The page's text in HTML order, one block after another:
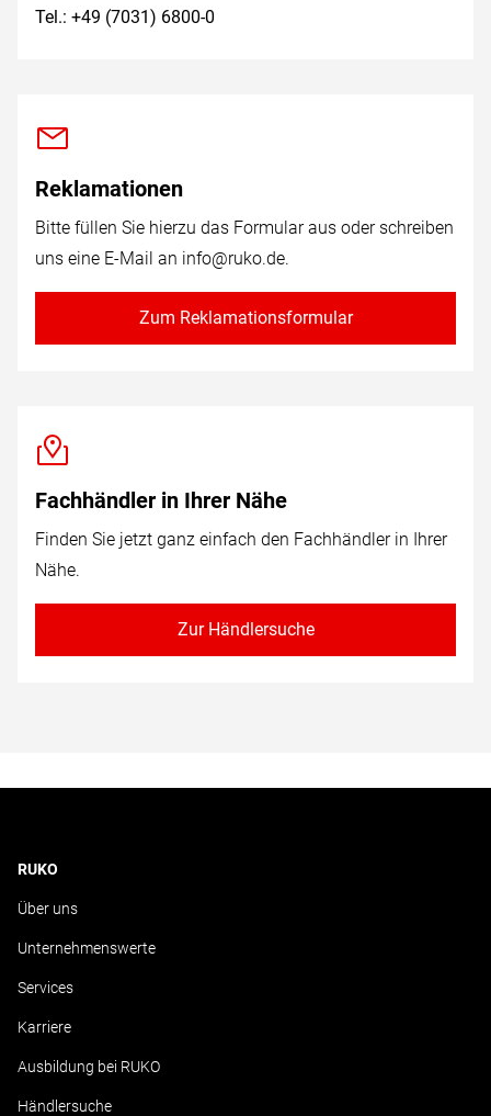
Tel.: +49 (7031) 6800-0
Reklamationen
Bitte füllen Sie hierzu das Formular aus oder schreiben
uns eine E-Mail an info@ruko.de.
Zum Reklamationsformular
Fachhändler in Ihrer Nähe
Finden Sie jetzt ganz einfach den Fachhändler in Ihrer
Nähe.
Zur Händlersuche
RUKO
Über uns
Unternehmenswerte
Services
Karriere
Ausbildung bei RUKO
Händlersuche